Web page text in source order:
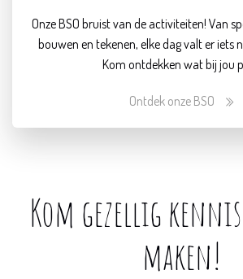
Onze BSO bruist van de activiteiten! Van
bouwen en tekenen, elke dag valt er iets
Kom ontdekken wat bij jou
Ontdek onze BSO
Kom gezellig
maken!